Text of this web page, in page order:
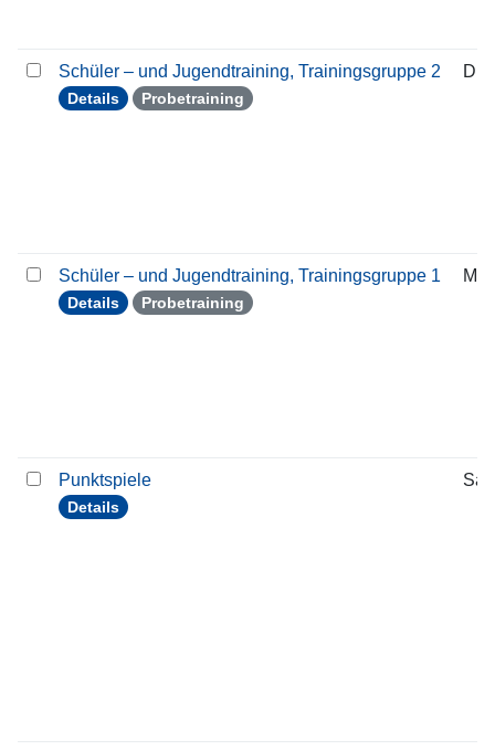
Schüler – und Jugendtraining, Trainingsgruppe 2
Details Probetraining
Schüler – und Jugendtraining, Trainingsgruppe 1
Details Probetraining
Punktspiele
Details